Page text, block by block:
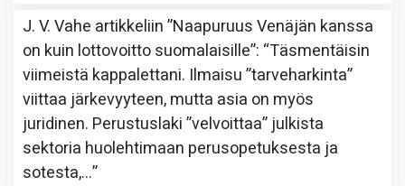
J. V. Vahe artikkeliin”Naapuruus Venäjän kanssa
on kuin lottovoitto suomalaisille”: “Täsmentäisin
viimeistä kappalettani. Ilmaisu ”tarveharkinta”
viittaa järkevyyteen, mutta asia on myös
juridinen. Perustuslaki ”velvoittaa” julkista
sektoria huolehtimaan perusopetuksesta ja
sotesta,…”